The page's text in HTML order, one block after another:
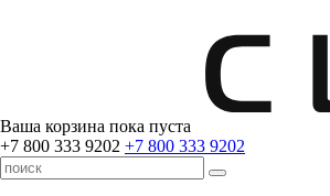
Ваша корзина пока пуста
+7 800 333 9202 +7 800 333 9202